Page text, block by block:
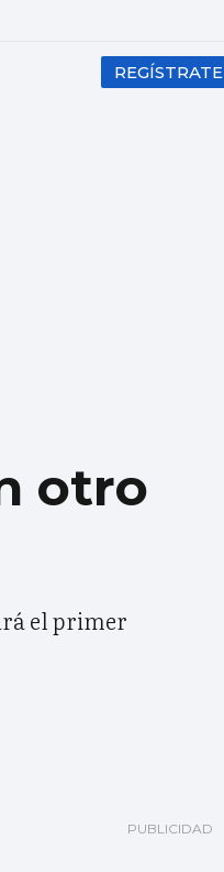
REGÍSTRATE
otro
el primer